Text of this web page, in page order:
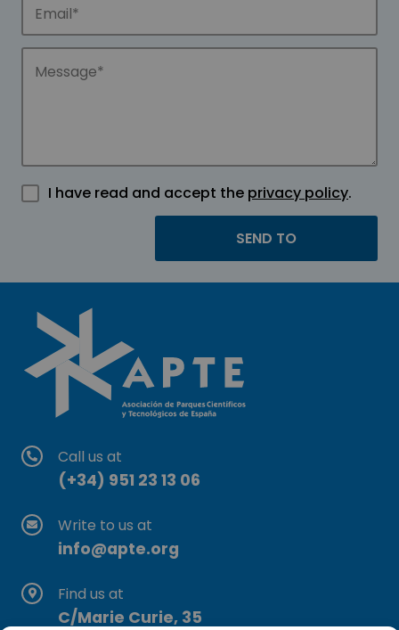
I have read and accept the privacy policy.
Call us at
(+34) 951 23 13 06
Write to us at
info@apte.org
Find us at
C/Marie Curie, 35